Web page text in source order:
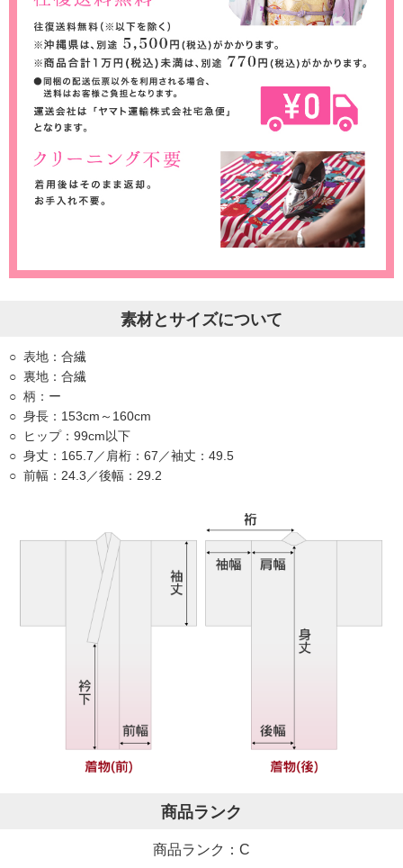
素材とサイズについて
表地：合繊
裏地：合繊
柄：ー
身長：153cm～160cm
ヒップ：99cm以下
身丈：165.7／肩桁：67／袖丈：49.5
前幅：24.3／後幅：29.2
商品ランク
商品ランク：C